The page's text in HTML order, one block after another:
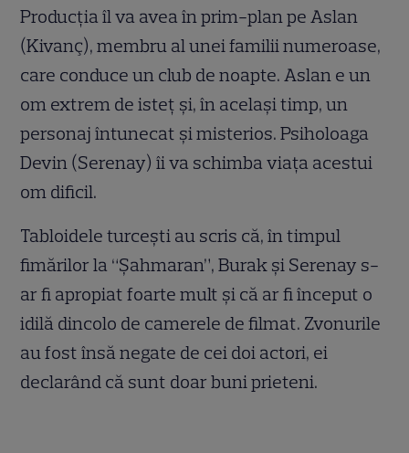
Producția îl va avea în prim-plan pe Aslan
(Kivanç), membru al unei familii numeroase,
care conduce un club de noapte. Aslan e un
om extrem de isteț și, în același timp, un
personaj întunecat și misterios. Psiholoaga
Devin (Serenay) îi va schimba viața acestui
om dificil.
Tabloidele turcești au scris că, în timpul
fimărilor la “Șahmaran”, Burak și Serenay s-
ar fi apropiat foarte mult și că ar fi început o
idilă dincolo de camerele de filmat. Zvonurile
au fost însă negate de cei doi actori, ei
declarând că sunt doar buni prieteni.